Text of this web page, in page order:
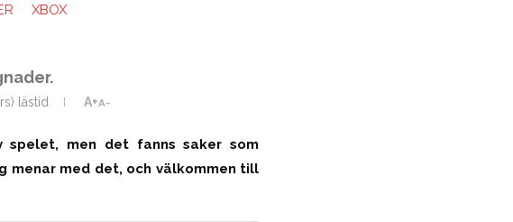
XBOX
lästid A+A-
men det fanns saker som
menar med det, och välkommen till